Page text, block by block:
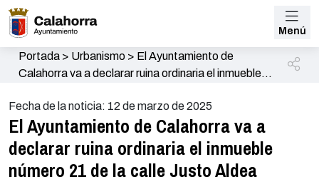
Menú
Portada> Urbanismo> El Ayuntamiento de
Calahorra va a declarar ruina ordinaria el inmueble
Fecha de la noticia: 12 de marzo de 2025
El Ayuntamiento de Calahorra va a
declarar ruina ordinaria el inmueble
número 21 de la calle Justo Aldea